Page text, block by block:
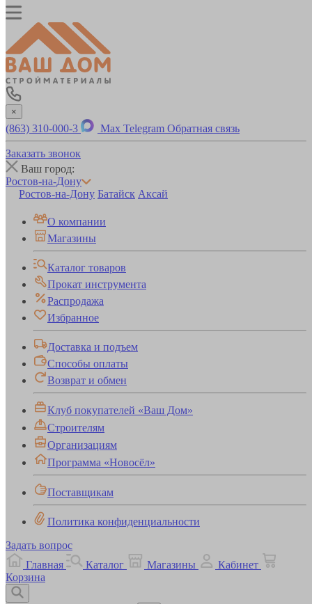
×
(863) 310-000-3 Max Telegram Обратная связь
Заказать звонок
Ваш город:
Ростов-на-Дону
Ростов-на-Дону Батайск Аксай
О компании
Магазины
Каталог товаров
Прокат инструмента
Распродажа
Избранное
Доставка и подъем
Способы оплаты
Возврат и обмен
Клуб покупателей «Ваш Дом»
Строителям
Организациям
Программа «Новосёл»
Поставщикам
Политика конфиденциальности
Задать вопрос
Главная
Каталог Магазины
Кабинет
Корзина